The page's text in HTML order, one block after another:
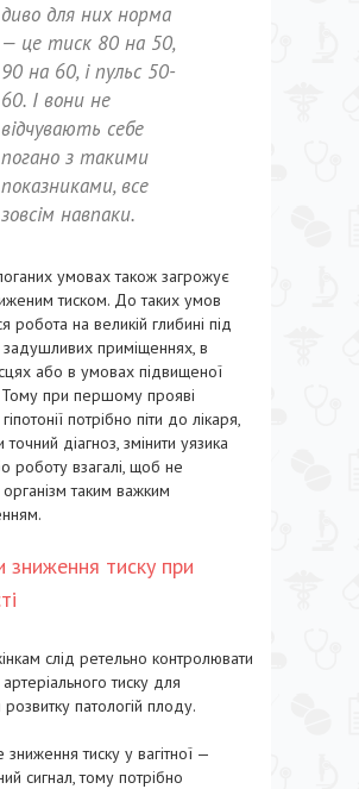
диво для них норма
— це тиск 80 на 50,
90 на 60, і пульс 50-
60. І вони не
відчувають себе
погано з такими
показниками, все
зовсім навпаки.
умовах також загрожує
тиском. До таких умов
робота на великій глибині під
приміщеннях, в
або в умовах підвищеної
Тому при першому прояві
потрібно піти до лікаря,
точний діагноз, змінити уязика
роботу взагалі, щоб не
таким важким
зниження тиску при
слід ретельно контролювати
тиску для
патологій плоду.
тиску у вагітної —
сигнал, тому потрібно